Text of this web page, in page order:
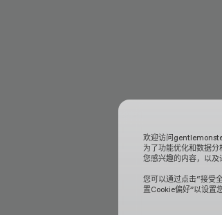
欢迎访问
为了功能优化和数据
您感兴趣的内容，以及
您可以通过点击“接受
置Cookie偏好”以设置